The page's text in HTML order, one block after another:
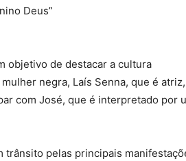
Deus”
objetivo de destacar a cultura
negra, Laís Senna, que é atriz,
com José, que é interpretado por
trânsito pelas principais